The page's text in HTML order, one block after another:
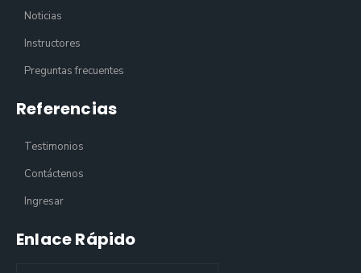
Noticias
Instructores
Preguntas frecuentes
Referencias
Testimonios
Contáctenos
Ingresar
Enlace Rápido